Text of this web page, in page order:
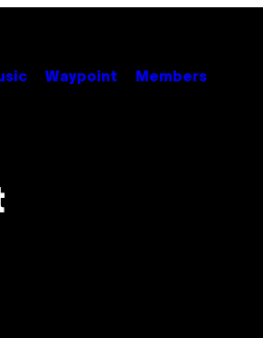
Waypoint Members